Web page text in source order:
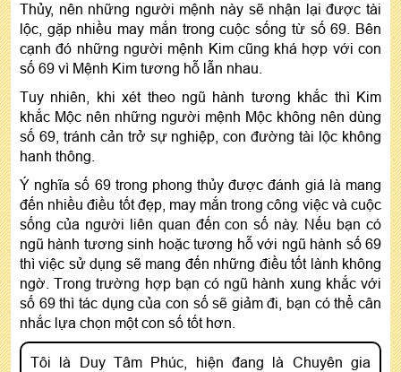
Thủy, nên những người mệnh này sẽ nhận lại được tài
lộc, gặp nhiều may mắn trong cuộc sống từ số 69. Bên
cạnh đó những người mệnh Kim cũng khá hợp với con
số 69 vì Mệnh Kim tương hỗ lẫn nhau.
Tuy nhiên, khi xét theo ngũ hành tương khắc thì Kim
khắc Mộc nên những người mệnh Mộc không nên dùng
số 69, tránh cản trở sự nghiệp, con đường tài lộc không
hanh thông.
Ý nghĩa số 69 trong phong thủy được đánh giá là mang
đến nhiều điều tốt đẹp, may mắn trong công việc và cuộc
sống của người liên quan đến con số này. Nếu bạn có
ngũ hành tương sinh hoặc tương hỗ với ngũ hành số 69
thì việc sử dụng sẽ mang đến những điều tốt lành không
ngờ. Trong trường hợp bạn có ngũ hành xung khắc với
số 69 thì tác dụng của con số sẽ giảm đi, bạn có thể cân
nhắc lựa chọn một con số tốt hơn.
Tôi là Duy Tâm Phúc, hiện đang là Chuyên gia